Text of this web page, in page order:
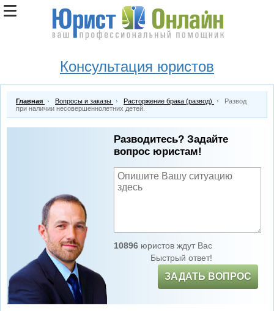
Консультация юристов
Главная Вопросы и заказы Расторжение брака (развод)
Развод
при наличии несовершеннолетних детей.
Разводитесь? Задайте
вопрос юристам!
10896юристов ждут Вас
Быстрый ответ!
ЗАДАТЬ ВОПРОС